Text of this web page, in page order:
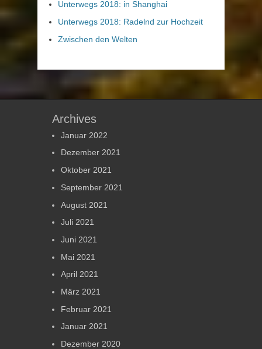
Unterwegs 2018: in Shanghai
Unterwegs 2018: Radelnd zur Hochzeit
Zwischen den Welten
Archives
Januar 2022
Dezember 2021
Oktober 2021
September 2021
August 2021
Juli 2021
Juni 2021
Mai 2021
April 2021
März 2021
Februar 2021
Januar 2021
Dezember 2020